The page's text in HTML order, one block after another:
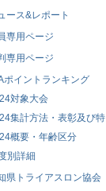
ース&レポート
専用ページ
専用ページ
ポイントランキング
対象大会
集計方法・表彰及び特
概要・年齢区分
別詳細
県トライアスロン協会